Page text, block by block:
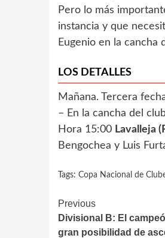
Pero lo más
instancia y que
Eugenio en la cancha
LOS DETALLES
Mañana. Tercera
– En la cancha del
Hora 15:00 Lavalleja
Bengochea y Luis
Tags: Copa Nacional de
Continue
Reading
Previous
Divisional B: El
gran posibilidad de